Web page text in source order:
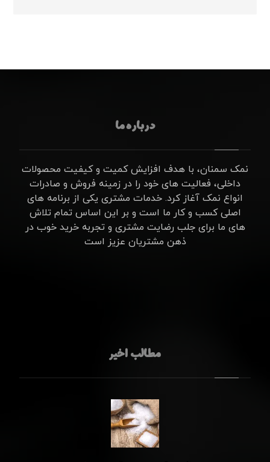
درباره ما
نمک سمنان، با هدف افزایش کمیت و کیفیت محصولات
داخلی، فعالیت های خود را در زمینه فروش و صادرات
انواع نمک آغاز کرد. خدمات مشتری یکی از برنامه های
اصلی کسب و کار ما است و بر این اساس تمام تلاش
های ما برای جلب رضایت مشتری و تجربه خرید خوب در
ذهن مشتریان عزیز است
مطالب اخیر